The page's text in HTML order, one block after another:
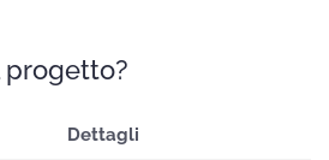
progetto?
Dettagli